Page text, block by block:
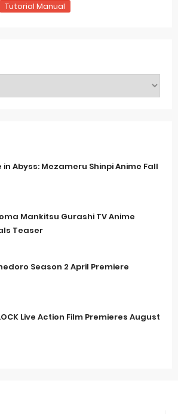
Tutorial Manual
in Abyss: Mezameru Shinpi Anime Fall
Mankitsu Gurashi TV Anime
Teaser
Season 2 April Premiere
LOCK Live Action Film Premieres August